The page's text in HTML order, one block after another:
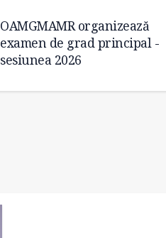
OAMGMAMR organizează
examen de grad principal -
sesiunea 2026